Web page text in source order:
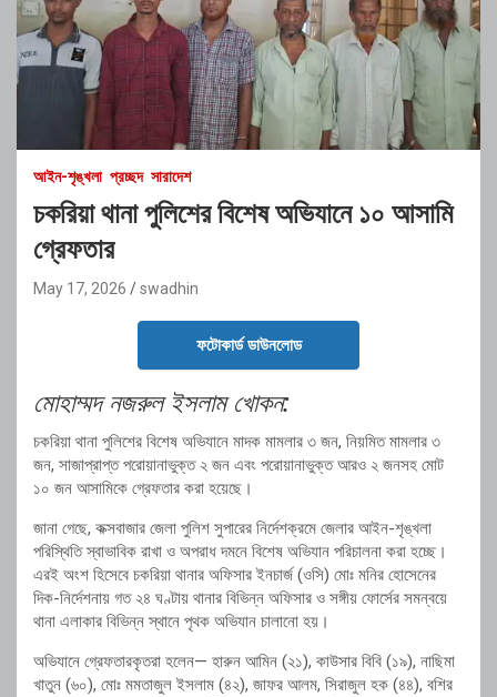
আইন-শৃঙ্খলা প্রচ্ছদ সারাদেশ
চকরিয়া থানা পুলিশের বিশেষ অভিযানে ১০ আসামি
গ্রেফতার
May 17, 2026 swadhin
ফটোকার্ড ডাউনলোড
মোহাম্মদ নজরুল ইসলাম খোকন:
চকরিয়া থানা পুলিশের বিশেষ অভিযানে মাদক মামলার ৩ জন, নিয়মিত মামলার ৩
জন, সাজাপ্রাপ্ত পরোয়ানাভুক্ত ২ জন এবং পরোয়ানাভুক্ত আরও ২ জনসহ মোট
১০ জন আসামিকে গ্রেফতার করা হয়েছে।
জানা গেছে, কক্সবাজার জেলা পুলিশ সুপারের নির্দেশক্রমে জেলার আইন-শৃঙ্খলা
পরিস্থিতি স্বাভাবিক রাখা ও অপরাধ দমনে বিশেষ অভিযান পরিচালনা করা হচ্ছে।
এরই অংশ হিসেবে চকরিয়া থানার অফিসার ইনচার্জ (ওসি) মোঃ মনির হোসেনের
দিক-নির্দেশনায় গত ২৪ ঘণ্টায় থানার বিভিন্ন অফিসার ও সঙ্গীয় ফোর্সের সমন্বয়ে
থানা এলাকার বিভিন্ন স্থানে পৃথক অভিযান চালানো হয়।
অভিযানে গ্রেফতারকৃতরা হলেন— হারুন আমিন (২১), কাউসার বিবি (১৯), নাছিমা
খাতুন (৬০), মোঃ মমতাজুল ইসলাম (৪২), জাফর আলম, সিরাজুল হক (৪৪), বশির